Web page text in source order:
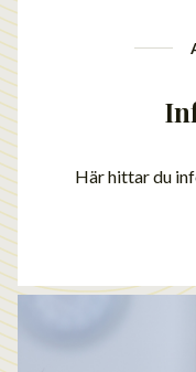
Här hittar du